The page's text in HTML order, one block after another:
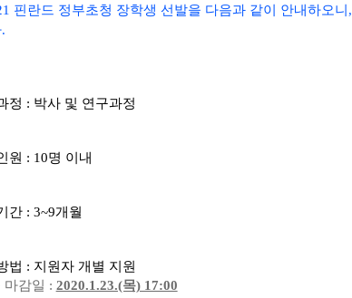
핀란드 정부초청 장학생 선발을 다음과 같이 안내하오니,
정 : 박사 및 연구과정
원 : 10명 이내
간 : 3~9개월
법 : 지원자 개별 지원
감일 : 2020.1.23.(목) 17:00